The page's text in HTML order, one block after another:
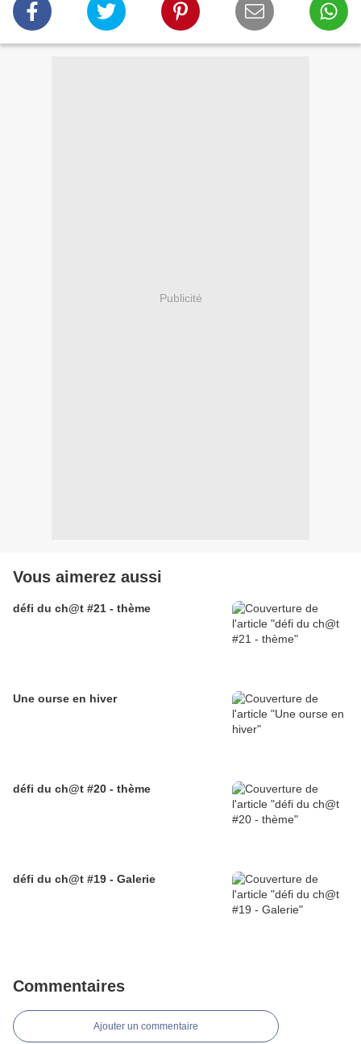
Publicité
Vous aimerez aussi
défi du ch@t #21 - thème
Une ourse en hiver
défi du ch@t #20 - thème
défi du ch@t #19 - Galerie
Commentaires
Ajouter un commentaire